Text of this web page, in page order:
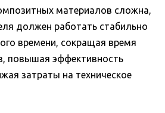
материалов сложна,
должен работать стабильно
времени, сокращая время
повышая эффективность
затраты на техническое